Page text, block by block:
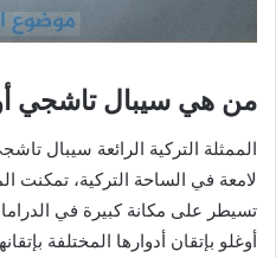
من هي سيبال تاشجي
الممثلة التركية الرائعة سيبال
لامعة في الساحة التركية، تمكنت
تسيطر على مكانة كبيرة في
أوغلو بإتقان أدوارها المختلفة